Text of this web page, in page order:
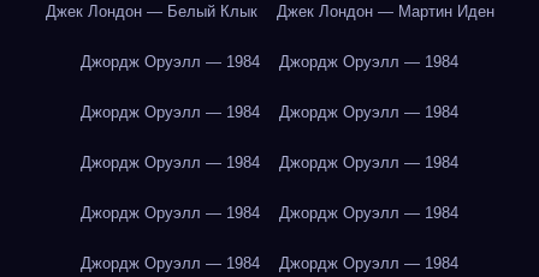
Джек Лондон — Белый Клык Джек Лондон — Мартин Иден
Джордж Оруэлл — 1984 Джордж Оруэлл — 1984
Джордж Оруэлл — 1984 Джордж Оруэлл — 1984
Джордж Оруэлл — 1984 Джордж Оруэлл — 1984
Джордж Оруэлл — 1984 Джордж Оруэлл — 1984
Джордж Оруэлл — 1984 Джордж Оруэлл — 1984